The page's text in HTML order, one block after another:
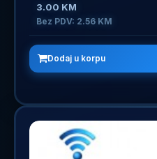
3.00 KM
Bez PDV: 2.56 KM
Dodaj u korpu